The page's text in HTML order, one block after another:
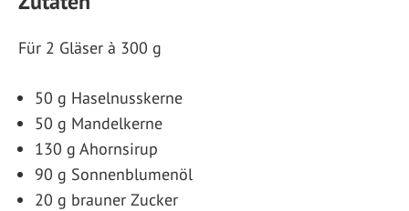
Für 2 Gläser à 300 g
50 g Haselnusskerne
50 g Mandelkerne
130 g Ahornsirup
90 g Sonnenblumenöl
20 g brauner Zucker